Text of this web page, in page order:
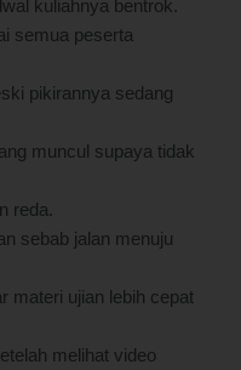
kuliahnya bentrok.
semua peserta
pikirannya sedang
muncul supaya tidak
reda.
sebab jalan menuju
materi ujian lebih cepat
melihat video